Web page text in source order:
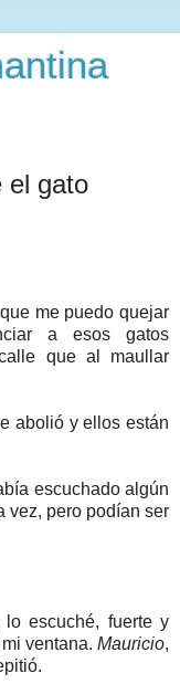
el gato
me puedo quejar
a esos gatos
que al maullar
abolió y ellos están
escuchado algún
vez, pero podían ser
escuché, fuerte y
ventana. Mauricio,